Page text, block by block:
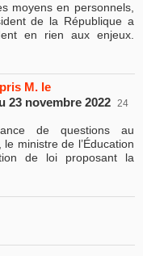
moyens en personnels,
de la République a
en rien aux enjeux.
M. le
23 novembre 2022 24
de questions au
ministre de l’Éducation
de loi proposant la